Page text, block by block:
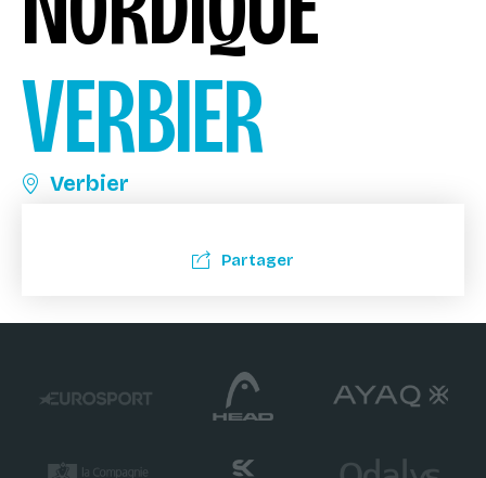
VERBIER
Verbier
Partager